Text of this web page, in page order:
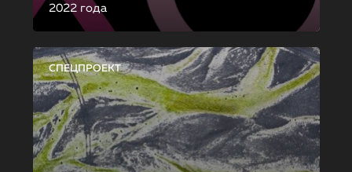
2022 года
СПЕЦПРОЕКТ